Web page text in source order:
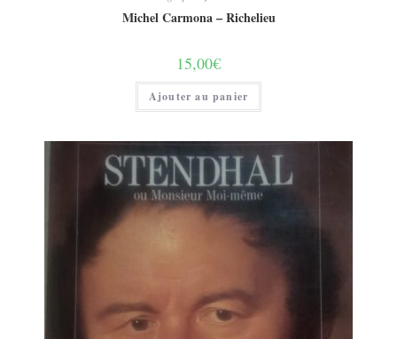
Michel Carmona – Richelieu
15,00€
Ajouter au panier